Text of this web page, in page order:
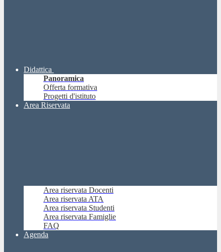
Didattica
Panoramica
Offerta formativa
Progetti d'istituto
Area Riservata
Area riservata Docenti
Area riservata ATA
Area riservata Studenti
Area riservata Famiglie
FAQ
Agenda